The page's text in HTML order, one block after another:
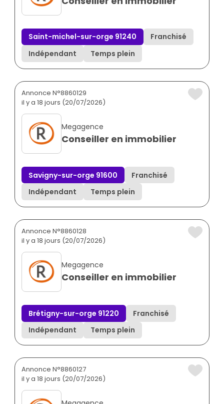
Saint-michel-sur-orge 91240
Franchisé
Indépendant
Temps plein
Annonce N°8860129
il y a 18 jours (20/07/2026)
Megagence
Conseiller en immobilier
Savigny-sur-orge 91600
Franchisé
Indépendant
Temps plein
Annonce N°8860128
il y a 18 jours (20/07/2026)
Megagence
Conseiller en immobilier
Brétigny-sur-orge 91220
Franchisé
Indépendant
Temps plein
Annonce N°8860127
il y a 18 jours (20/07/2026)